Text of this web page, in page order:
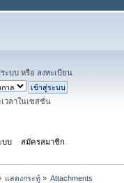
ะบบ หรือ ลงทะเบียน
วลาในเซสชั่น
บบ สมัครสมาชิก
แสดงกระทู้» Attachments